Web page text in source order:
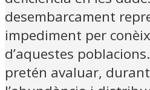
desembarcament
impediment per
d’aquestes
pretén avaluar,